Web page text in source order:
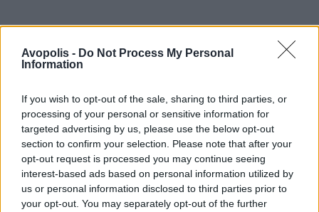
Avopolis - Do Not Process My Personal
Information
If you wish to opt-out of the sale, sharing to third parties, or
processing of your personal or sensitive information for
targeted advertising by us, please use the below opt-out
section to confirm your selection. Please note that after your
opt-out request is processed you may continue seeing
interest-based ads based on personal information utilized by
us or personal information disclosed to third parties prior to
your opt-out. You may separately opt-out of the further